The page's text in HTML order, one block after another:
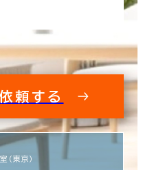
頼する
（東京）